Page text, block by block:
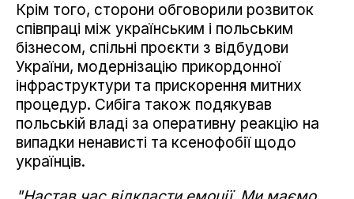
Крім того, сторони обговорили розвиток
співпраці між українським і польським
бізнесом, спільні проєкти з відбудови
України, модернізацію прикордонної
інфраструктури та прискорення митних
процедур. Сибіга також подякував
польській владі за оперативну реакцію на
випадки ненависті та ксенофобії щодо
українців.